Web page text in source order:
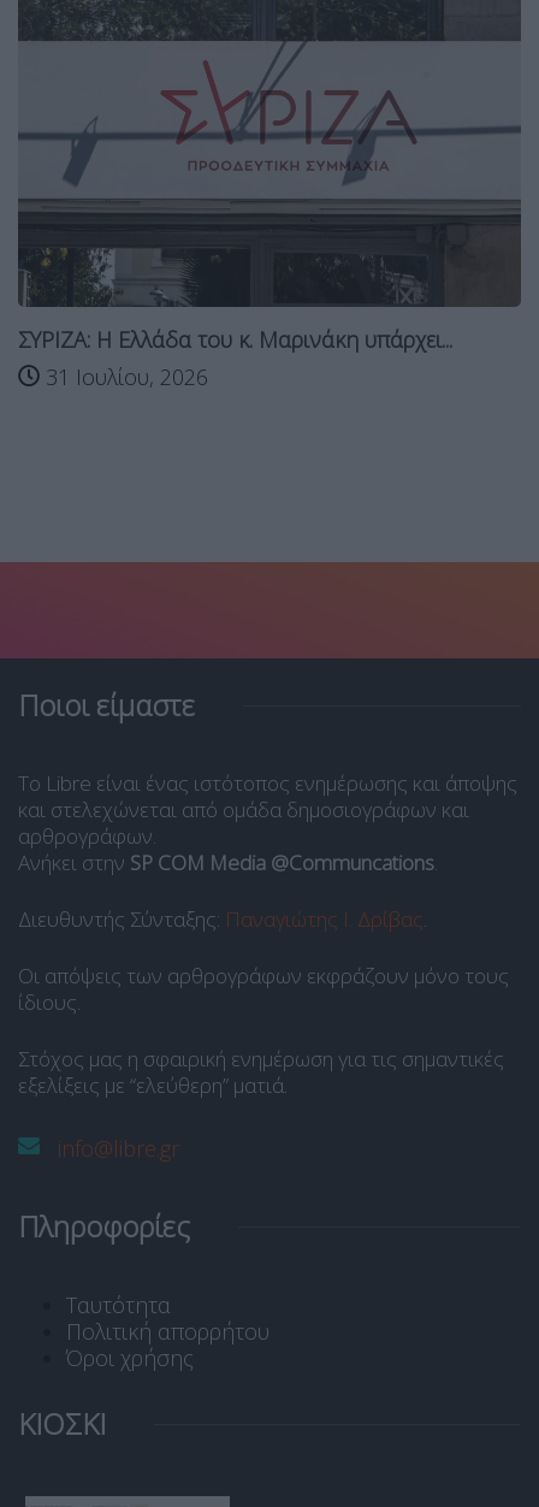
ΣΥΡΙΖΑ: Η Ελλάδα του κ. Μαρινάκη υπάρχει...
31 Ιουλίου, 2026
Ποιοι είμαστε
Το Libre είναι ένας ιστότοπος ενημέρωσης και άποψης
και στελεχώνεται από ομάδα δημοσιογράφων και
αρθρογράφων.
Ανήκει στην SP COM Media @Communcations.
Διευθυντής Σύνταξης: Παναγιώτης Ι. Δρίβας.
Οι απόψεις των αρθρογράφων εκφράζουν μόνο τους
ίδιους.
Στόχος μας η σφαιρική ενημέρωση για τις σημαντικές
εξελίξεις με “ελεύθερη” ματιά.
info@libre.gr
Πληροφορίες
Ταυτότητα
Πολιτική απορρήτου
Όροι χρήσης
ΚΙΟΣΚΙ